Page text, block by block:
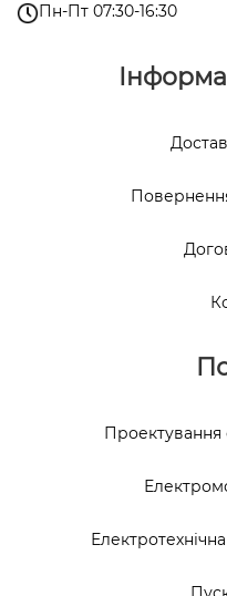
Пн-Пт 07:30-16:30